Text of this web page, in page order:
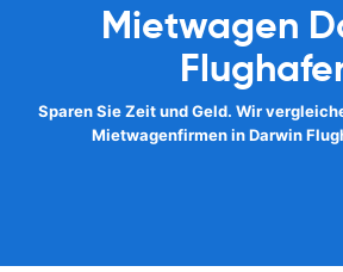
Mietwagen
Sparen Sie Zeit und Geld. Wir
Mietwagenfirmen in Darwin